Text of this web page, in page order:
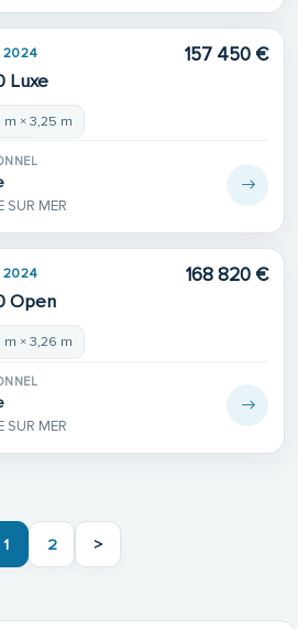
2024
Luxe
157 450 €
m × 3,25 m
MER
2024
Open
168 820 €
m × 3,26 m
MER
1 2 >